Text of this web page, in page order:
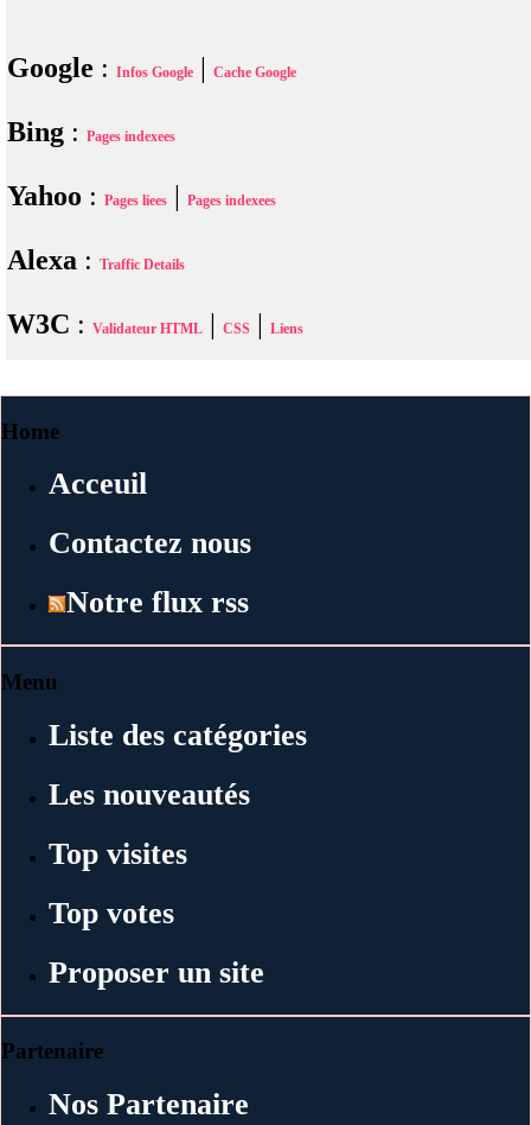
Google : Infos Google | Cache Google
Bing : Pages indexees
Yahoo : Pages liees | Pages indexees
Alexa : Traffic Details
W3C : Validateur HTML | CSS | Liens
Home
Acceuil
Contactez nous
Notre flux rss
Menu
Liste des catégories
Les nouveautés
Top visites
Top votes
Proposer un site
Partenaire
Nos Partenaire